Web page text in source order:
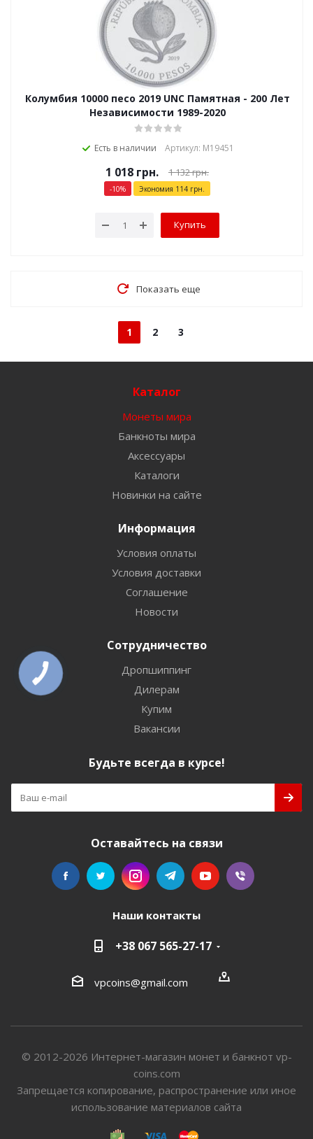
Колумбия 10000 песо 2019 UNC Памятная - 200 Лет
Независимости 1989-2020
Есть в наличии Артикул: М19451
1 018 грн. 1 132грн.
-10% Экономия 114 грн.
Купить
Показать еще
1 2 3
Каталог
Монеты мира
Банкноты мира
Аксессуары
Каталоги
Новинки на сайте
Информация
Условия оплаты
Условия доставки
Соглашение
Новости
Сотрудничество
Дропшиппинг
Дилерам
Купим
Вакансии
Будьте всегда в курсе!
Оставайтесь на связи
Наши контакты
+38 067 565-27-17
vpcoins@gmail.com
© 2012-2026 Интернет-магазин монет и банкнот vp-
coins.com
Запрещается копирование, распространение или иное
использование материалов сайта